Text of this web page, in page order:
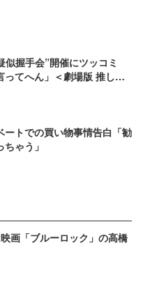
似握手会”開催にツッコミ
ってへん」＜劇場版 推しが
ートでの買い物事情告白「勧
ゃう」
画「ブルーロック」の高橋